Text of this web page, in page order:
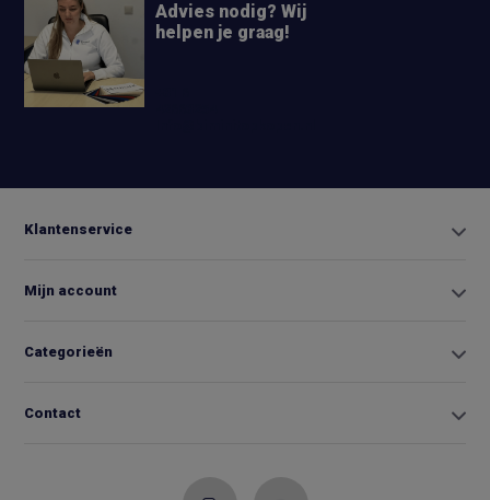
Advies nodig? Wij
helpen je graag!
Klantenservice
Mijn account
Categorieën
Contact